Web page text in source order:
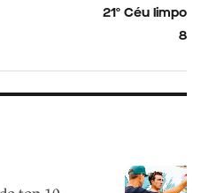
21º Céu limpo
8